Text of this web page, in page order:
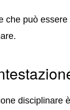
che può
disciplinare